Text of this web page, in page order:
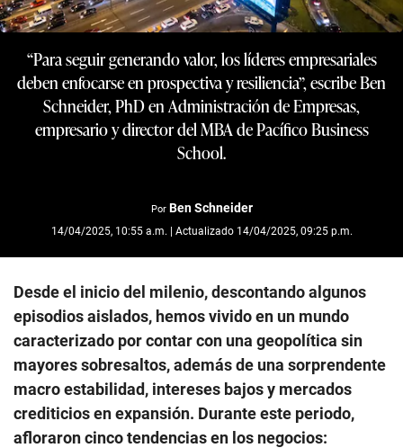
“Para seguir generando valor, los líderes empresariales
deben enfocarse en prospectiva y resiliencia”, escribe Ben
Schneider, PhD en Administración de Empresas,
empresario y director del MBA de Pacífico Business
School.
Por Ben Schneider
14/04/2025, 10:55 a.m. | Actualizado 14/04/2025, 09:25 p.m.
Desde el inicio del milenio, descontando algunos
episodios aislados, hemos vivido en un mundo
caracterizado por contar con una geopolítica sin
mayores sobresaltos, además de una sorprendente
macro estabilidad, intereses bajos y mercados
crediticios en expansión. Durante este periodo,
afloraron cinco tendencias en los negocios: